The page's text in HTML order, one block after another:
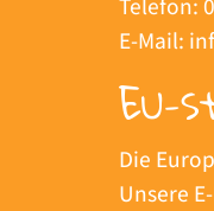
Telefon:
E-Mail:
EU-
Die
Unsere